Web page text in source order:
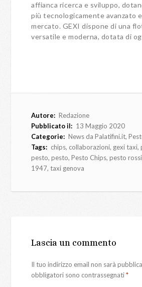
affianca ricerca e sviluppo,
più tecnologicamente avanzato
mercato. GEXI dispone di una
versatile e moderna, dotata di
Autore: Redazione
Pubblicato il: 13 Maggio 2020
Categorie: News da Palatifini.it,
Tags: chips, collaborazioni, gexi taxi,
pesto,pesto,Pesto Chips,pesto
1947,taxi genova
Lascia un commento
Il tuo indirizzo email non sarà
obbligatori sono contrassegnati*